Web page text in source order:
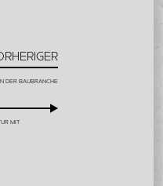
DER BAUBRANCHE
MIT